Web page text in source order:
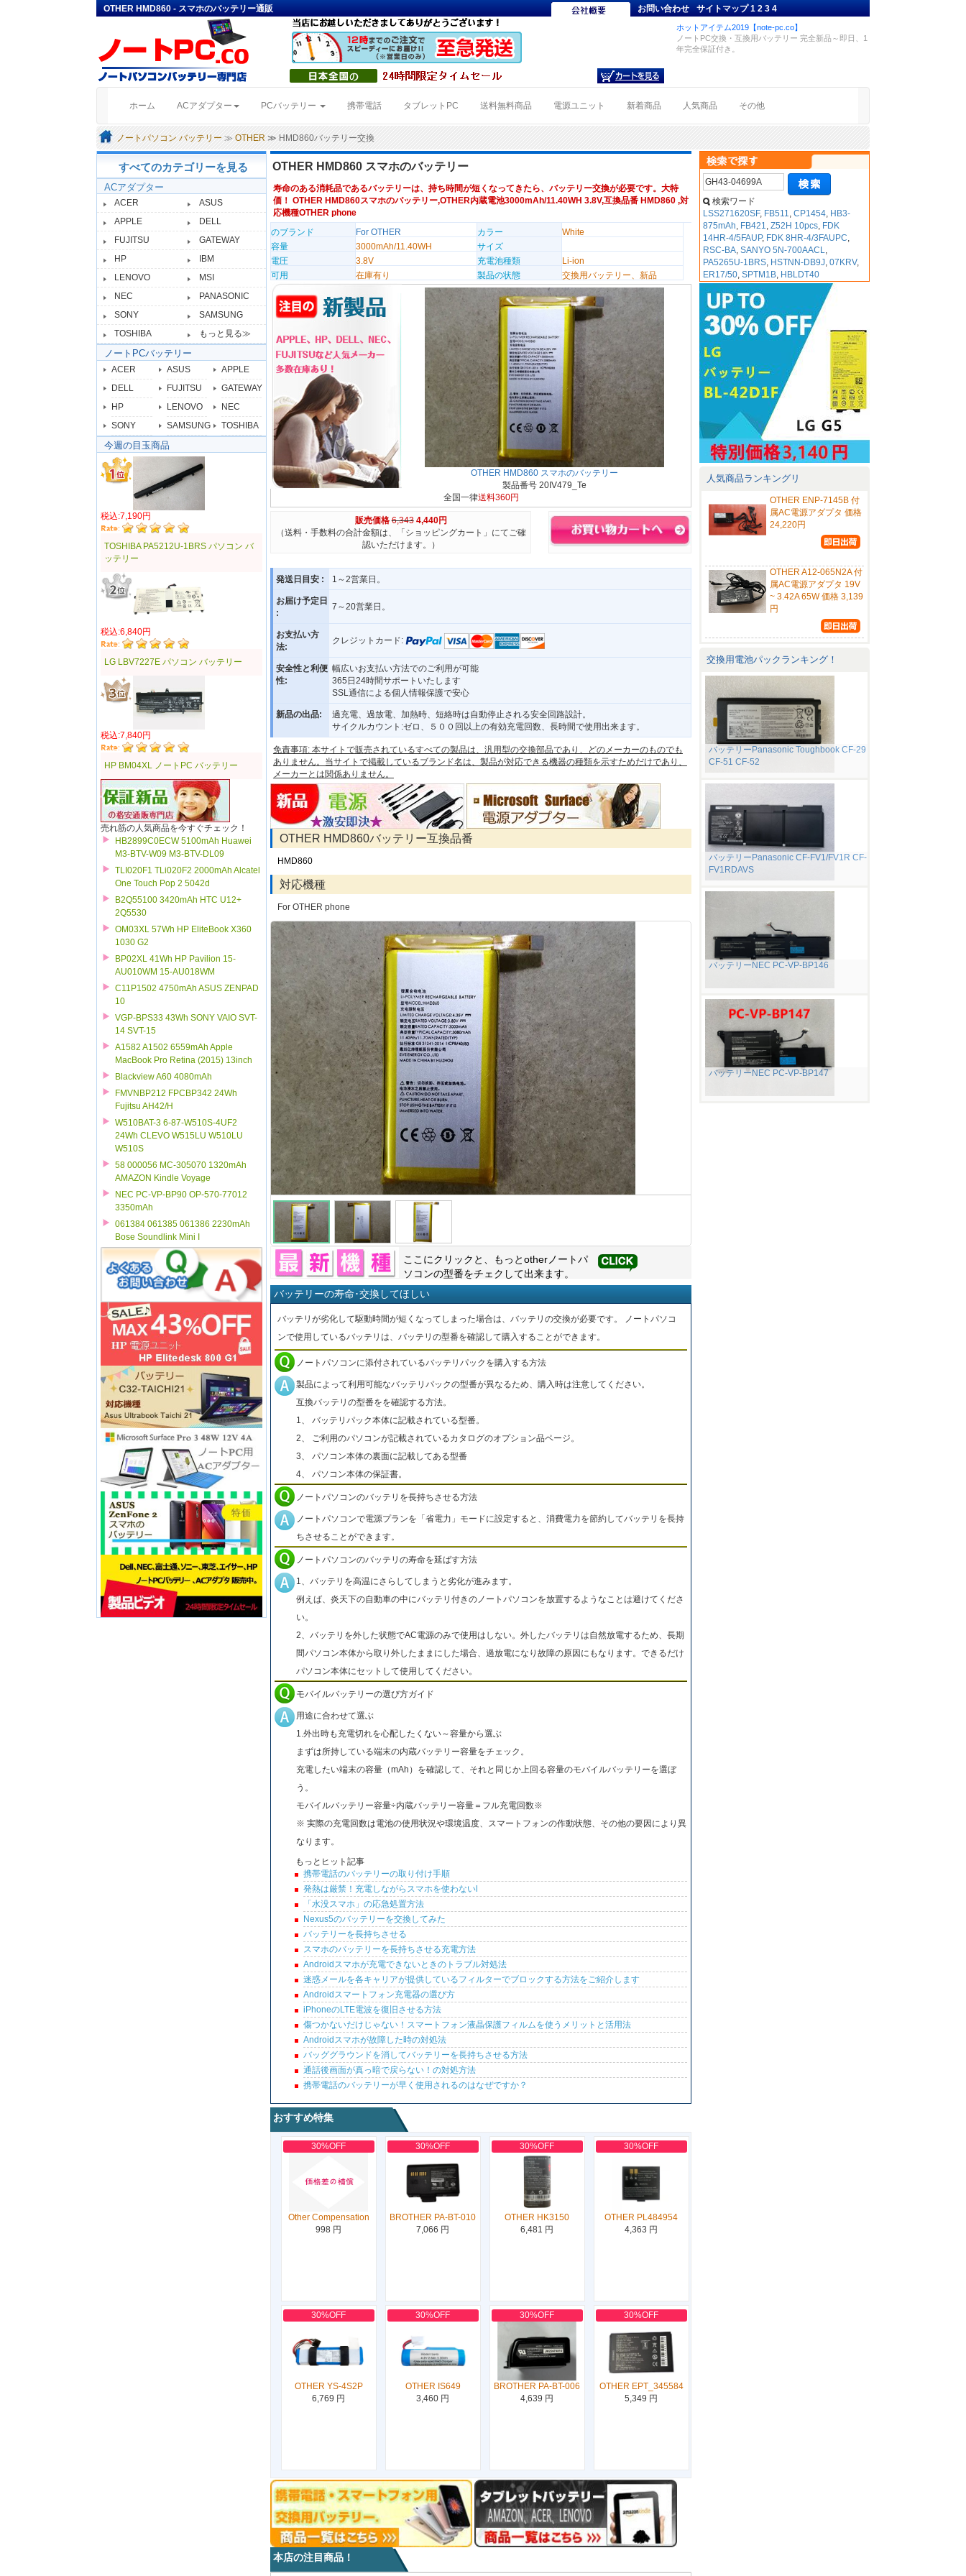
OTHER HMD860 - スマホのバッテリー通販 お問い合わせ サイトマップ 1234
ホットアイテム2019【note-pc.co】
ノートPC交換・互換用バッテリー 完全新品～即日、1
年完全保証付き。
ホーム (current)ACアダプター PCバッテリー 携帯電話 タブレットPC 送料無料商品 電源ユニット 新着商品 人気商品 その他
ノートパソコン バッテリー ≫OTHER ≫ HMD860バッテリー交換
すべてのカテゴリーを見る
ACアダプター
ACER
ASUS
APPLE
DELL
FUJITSU
GATEWAY
HP
IBM
LENOVO
MSI
NEC
PANASONIC
SONY
SAMSUNG
TOSHIBA
もっと見る≫
ノートPCバッテリー
ACER ASUS
APPLE
DELL
FUJITSU
GATEWAY
HP
LENOVO
NEC
SONY
SAMSUNG TOSHIBA
今週の目玉商品
税込:7,190円
TOSHIBA PA5212U-1BRS パソコン バ
ッテリー
税込:6,840円
LG LBV7227E パソコン バッテリー
税込:7,840円
HP BM04XL ノートPC バッテリー
売れ筋の人気商品を今すぐチェック！
HB2899C0ECW 5100mAh Huawei
M3-BTV-W09 M3-BTV-DL09
TLI020F1 TLi020F2 2000mAh Alcatel
One Touch Pop 2 5042d
B2Q55100 3420mAh HTC U12+
2Q5530
OM03XL 57Wh HP EliteBook X360
1030 G2
BP02XL 41Wh HP Pavilion 15-
AU010WM 15-AU018WM
C11P1502 4750mAh ASUS ZENPAD
10
VGP-BPS33 43Wh SONY VAIO SVT-
14 SVT-15
A1582 A1502 6559mAh Apple
MacBook Pro Retina (2015) 13inch
Blackview A60 4080mAh
FMVNBP212 FPCBP342 24Wh
Fujitsu AH42/H
W510BAT-3 6-87-W510S-4UF2
24Wh CLEVO W515LU W510LU
W510S
58 000056 MC-305070 1320mAh
AMAZON Kindle Voyage
NEC PC-VP-BP90 OP-570-77012
3350mAh
061384 061385 061386 2230mAh
Bose Soundlink Mini I
OTHER HMD860 スマホのバッテリー
寿命のある消耗品であるバッテリーは、持ち時間が短くなってきたら、バッテリー交換が必要です。大特
価！ OTHER HMD860スマホのバッテリー,OTHER内蔵電池3000mAh/11.40WH 3.8V,互換品番 HMD860 ,対
応機種OTHER phone
のブランド
For OTHER カラー
White
容量
3000mAh/11.40WH
サイズ
電圧
3.8V 充電池種類
Li-ion
可用
在庫有り 製品の状態 交換用バッテリー、新品
OTHER HMD860 スマホのバッテリー
製品番号 20IV479_Te
全国一律送料360円
販売価格 6,343 4,440円
（送料・手数料の合計金額は、「ショッピングカート」にてご確
認いただけます。）
発送日目安 : 1～2営業日。
お届け予定日
:
7～20営業日。
お支払い方
法:
クレジットカード:
安全性と利便
性:
幅広いお支払い方法でのご利用が可能
365日24時間サポートいたします
SSL通信による個人情報保護で安心
新品の出品:
過充電、過放電、加熱時、短絡時は自動停止される安全回路設計。
サイクルカウント:ゼロ、５００回以上の有効充電回数、長時間で使用出来ます。
免責事項: 本サイトで販売されているすべての製品は、汎用型の交換部品であり、どのメーカーのものでも
ありません。当サイトで掲載しているブランド名は、製品が対応できる機器の種類を示すためだけであり、
メーカーとは関係ありません。
OTHER HMD860バッテリー互換品番
HMD860
対応機種
For OTHER phone
ここにクリックと、もっとotherノートパ
ソコンの型番をチェクして出来ます。
バッテリーの寿命･交換してほしい
バッテリが劣化して駆動時間が短くなってしまった場合は、バッテリの交換が必要です。 ノートパソコ
ンで使用しているバッテリは、バッテリの型番を確認して購入することができます。
ノートパソコンに添付されているバッテリパックを購入する方法
製品によって利用可能なバッテリパックの型番が異なるため、購入時は注意してください。
互換バッテリの型番をを確認する方法。
1、 バッテリパック本体に記載されている型番。
2、 ご利用のパソコンが記載されているカタログのオプション品ページ。
3、 パソコン本体の裏面に記載してある型番
4、 パソコン本体の保証書。
ノートパソコンのバッテリを長持ちさせる方法
ノートパソコンで電源プランを「省電力」モードに設定すると、消費電力を節約してバッテリを長持
ちさせることができます。
ノートパソコンのバッテリの寿命を延ばす方法
1、バッテリを高温にさらしてしまうと劣化が進みます。
例えば、炎天下の自動車の中にバッテリ付きのノートパソコンを放置するようなことは避けてくださ
い。
2、バッテリを外した状態でAC電源のみで使用はしない。外したバッテリは自然放電するため、長期
間パソコン本体から取り外したままにした場合、過放電になり故障の原因にもなります。できるだけ
パソコン本体にセットして使用してください。
モバイルバッテリーの選び方ガイド
用途に合わせて選ぶ
1.外出時も充電切れを心配したくない～容量から選ぶ
まずは所持している端末の内蔵バッテリー容量をチェック。
充電したい端末の容量（mAh）を確認して、それと同じか上回る容量のモバイルバッテリーを選ぼ
う。
モバイルバッテリー容量÷内蔵バッテリー容量＝フル充電回数※
※ 実際の充電回数は電池の使用状況や環境温度、スマートフォンの作動状態、その他の要因により異
なります。
もっとヒット記事
携帯電話のバッテリーの取り付け手順
発熱は厳禁！充電しながらスマホを使わないl
「水没スマホ」の応急処置方法
Nexus5のバッテリーを交換してみた
バッテリーを長持ちさせる
スマホのバッテリーを長持ちさせる充電方法
Androidスマホが充電できないときのトラブル対処法
迷惑メールを各キャリアが提供しているフィルターでブロックする方法をご紹介します
Androidスマートフォン充電器の選び方
iPhoneのLTE電波を復旧させる方法
傷つかないだけじゃない！スマートフォン液晶保護フィルムを使うメリットと活用法
Androidスマホが故障した時の対処法
バッググラウンドを消してバッテリーを長持ちさせる方法
通話後画面が真っ暗で戻らない！の対処方法
携帯電話のバッテリーが早く使用されるのはなぜですか？
おすすめ特集
30%OFF
Other Compensation
998 円
30%OFF
BROTHER PA-BT-010
7,066 円
30%OFF
OTHER HK3150
6,481 円
30%OFF
OTHER PL484954
4,363 円
30%OFF
OTHER YS-4S2P
6,769 円
30%OFF
OTHER IS649
3,460 円
30%OFF
BROTHER PA-BT-006
4,639 円
30%OFF
OTHER EPT_345584
5,349 円
本店の注目商品！
検索ワード
LSS271620SF, FB511,CP1454, HB3-
875mAh, FB421,Z52H 10pcs, FDK
14HR-4/5FAUP, FDK 8HR-4/3FAUPC,
RSC-BA,SANYO 5N-700AACL,
PA5265U-1BRS, HSTNN-DB9J,07KRV,
ER17/50,SPTM1B, HBLDT40
人気商品ランキングリ
OTHER ENP-7145B 付
属AC電源アダプタ 価格
24,220円
OTHER A12-065N2A 付
属AC電源アダプタ 19V
~ 3.42A 65W 価格 3,139
円
交換用電池パックランキング！
バッテリーPanasonic Toughbook CF-29
CF-51 CF-52
バッテリーPanasonic CF-FV1/FV1R CF-
FV1RDAVS
バッテリーNEC PC-VP-BP146
バッテリーNEC PC-VP-BP147